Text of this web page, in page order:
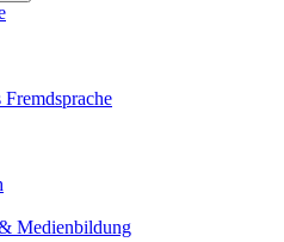
Fremdsprache
Medienbildung